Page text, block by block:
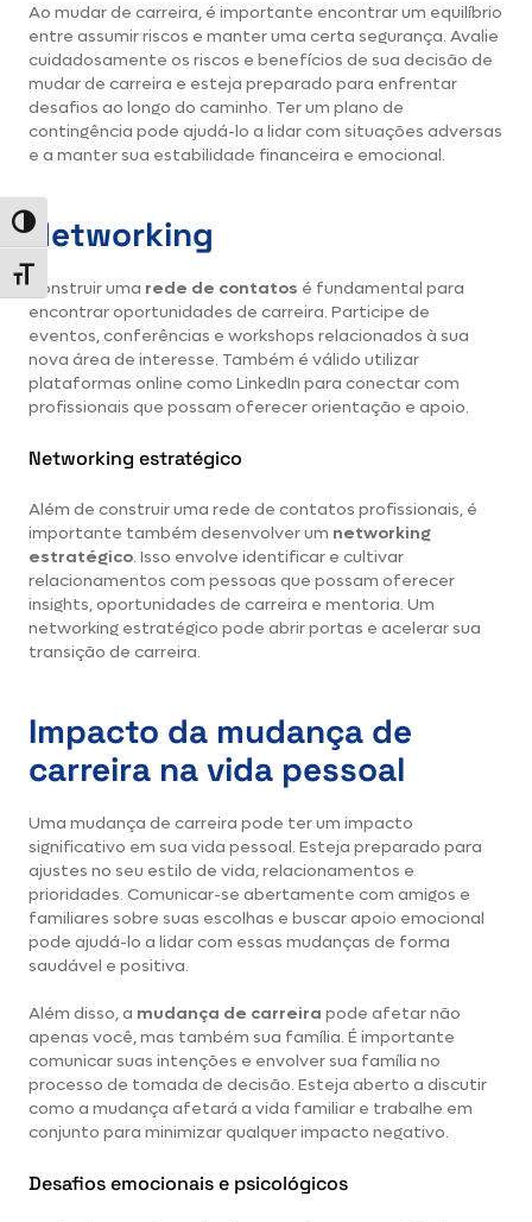
Alternar alto contraste
Alternar tamanho da fonte
Ao mudar de carreira, é importante encontrar um equilíbrio
entre assumir riscos e manter uma certa segurança. Avalie
cuidadosamente os riscos e benefícios de sua decisão de
mudar de carreira e esteja preparado para enfrentar
desafios ao longo do caminho. Ter um plano de
contingência pode ajudá-lo a lidar com situações adversas
e a manter sua estabilidade financeira e emocional.
Networking
Construir uma rede de contatos é fundamental para
encontrar oportunidades de carreira. Participe de
eventos, conferências e workshops relacionados à sua
nova área de interesse. Também é válido utilizar
plataformas online como LinkedIn para conectar com
profissionais que possam oferecer orientação e apoio.
Networking estratégico
Além de construir uma rede de contatos profissionais, é
importante também desenvolver um networking
estratégico. Isso envolve identificar e cultivar
relacionamentos com pessoas que possam oferecer
insights, oportunidades de carreira e mentoria. Um
networking estratégico pode abrir portas e acelerar sua
transição de carreira.
Impacto da mudança de
carreira na vida pessoal
Uma mudança de carreira pode ter um impacto
significativo em sua vida pessoal. Esteja preparado para
ajustes no seu estilo de vida, relacionamentos e
prioridades. Comunicar-se abertamente com amigos e
familiares sobre suas escolhas e buscar apoio emocional
pode ajudá-lo a lidar com essas mudanças de forma
saudável e positiva.
Além disso, a mudança de carreira pode afetar não
apenas você, mas também sua família. É importante
comunicar suas intenções e envolver sua família no
processo de tomada de decisão. Esteja aberto a discutir
como a mudança afetará a vida familiar e trabalhe em
conjunto para minimizar qualquer impacto negativo.
Desafios emocionais e psicológicos